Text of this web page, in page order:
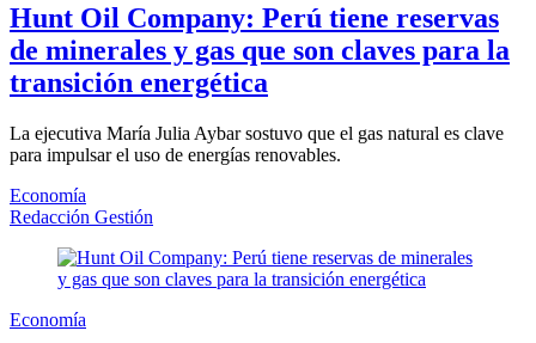
Hunt Oil Company: Perú tiene reservas
de minerales y gas que son claves para la
transición energética
La ejecutiva María Julia Aybar sostuvo que el gas natural es clave
para impulsar el uso de energías renovables.
Economía
Redacción Gestión
Economía